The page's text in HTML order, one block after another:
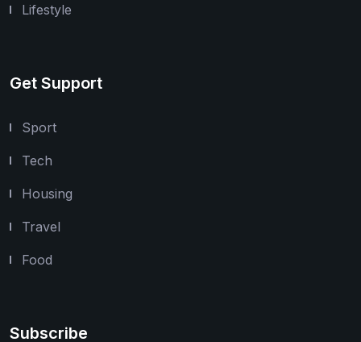
Lifestyle
Get Support
Sport
Tech
Housing
Travel
Food
Subscribe